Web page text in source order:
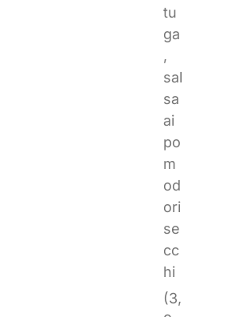
tu
ga
,
sal
sa
ai
po
m
od
ori
se
cc
hi
(3,